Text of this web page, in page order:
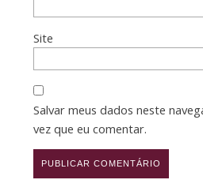
Site
Salvar meus dados neste
vez que eu comentar.